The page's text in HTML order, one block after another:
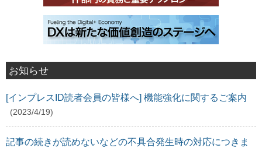
お知らせ
[インプレスID読者会員の皆様へ] 機能強化に関するご案内
(2023/4/19)
記事の続きが読めないなどの不具合発生時の対応につきま